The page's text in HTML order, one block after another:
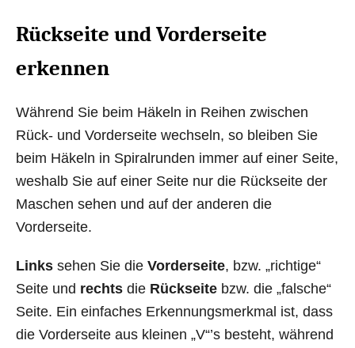
Rückseite und Vorderseite
erkennen
Während Sie beim Häkeln in Reihen zwischen
Rück- und Vorderseite wechseln, so bleiben Sie
beim Häkeln in Spiralrunden immer auf einer Seite,
weshalb Sie auf einer Seite nur die Rückseite der
Maschen sehen und auf der anderen die
Vorderseite.
Links sehen Sie die Vorderseite, bzw. „richtige“
Seite und rechts die Rückseite bzw. die „falsche“
Seite. Ein einfaches Erkennungsmerkmal ist, dass
die Vorderseite aus kleinen „V“’s besteht, während